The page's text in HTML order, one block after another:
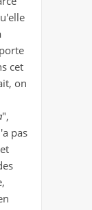
cet
on
",
pas